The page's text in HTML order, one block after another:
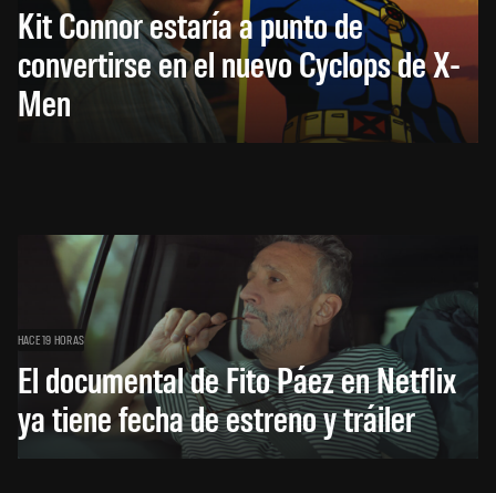
Kit Connor estaría a punto de
convertirse en el nuevo Cyclops de X-
Men
HACE 19 HORAS
El documental de Fito Páez en Netflix
ya tiene fecha de estreno y tráiler